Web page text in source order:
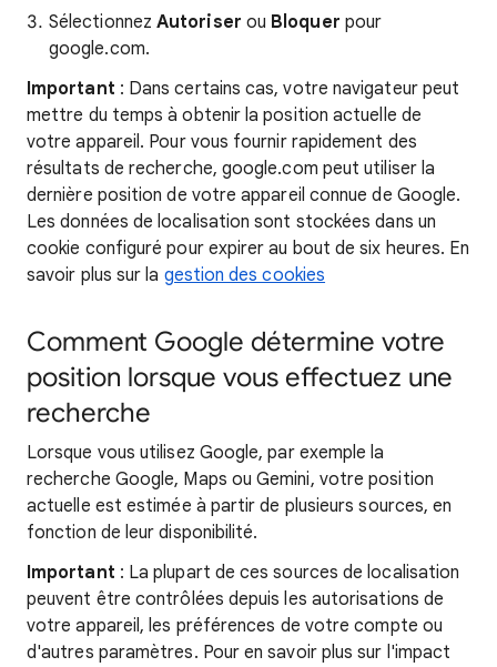
SélectionnezAutoriser ou Bloquer pour
google.com.
Important : Dans certains cas, votre navigateur peut
mettre du temps à obtenir la position actuelle de
votre appareil. Pour vous fournir rapidement des
résultats de recherche, google.com peut utiliser la
dernière position de votre appareil connue de Google.
Les données de localisation sont stockées dans un
cookie configuré pour expirer au bout de six heures. En
savoir plus sur la gestion des cookies
Comment Google détermine votre
position lorsque vous effectuez une
recherche
Lorsque vous utilisez Google, par exemple la
recherche Google, Maps ou Gemini, votre position
actuelle est estimée à partir de plusieurs sources, en
fonction de leur disponibilité.
Important : La plupart de ces sources de localisation
peuvent être contrôlées depuis les autorisations de
votre appareil, les préférences de votre compte ou
d'autres paramètres. Pour en savoir plus sur l'impact